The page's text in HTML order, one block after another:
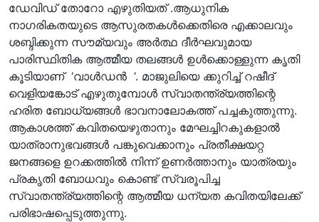
ഡേവിഡ് തോറോ എഴുതിയത് .ആധുനിക
നാഗരികതയുടെ ആസുരതകൾക്കെതിരെ എക്കാലവും
ശബ്ദിക്കുന്ന സൗമ്യവും അർത്ഥ ദീർഘവുമായ
പാരിസ്ഥിതിക ആത്മീയ തലങ്ങൾ ഉൾക്കൊള്ളുന്ന കൃതി
കൂടിയാണ് ‘വാൾഡൻ ‘. മാജുലിയെ ക്കുറിച്ച് റഷീദ്
വെളിയങ്കോട് എഴുതുമ്പോൾ സ്വാതന്ത്ര്യത്തിന്റെ
ഹരിത ബോധ്യങ്ങൾ ഭാവനാലോകത്ത് പച്ചകുത്തുന്നു.
ആകാശത്ത് കവിതയെഴുതാനും മേഘച്ചിറകുകളാൽ
യാത്രാനുഭവങ്ങൾ പങ്കുവെക്കാനും പ്രതീക്ഷയറ്റ
ജനങ്ങളെ ഉറക്കത്തിൽ നിന്ന് ഉണർത്താനും യാത്രയും
പ്രകൃതി ബോധവും കൊണ്ട് സ്വരൂപിച്ച
സ്വാതന്ത്ര്യത്തിന്റെ ആത്മീയ ധന്യത കവിതയിലേക്ക്
പരിഭാഷപ്പെടുത്തുന്നു.